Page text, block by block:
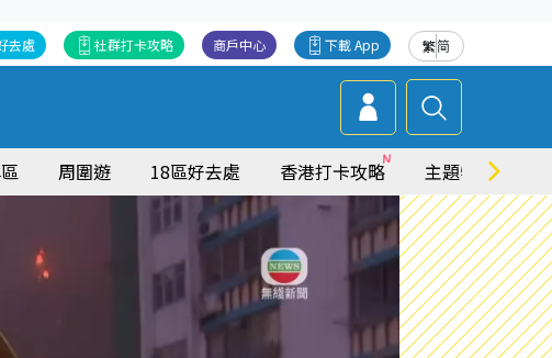
繁简
下載 App
商戶中心
社群打卡攻略
去處
周圍遊 18區好去處 香港打卡攻略 主題特集